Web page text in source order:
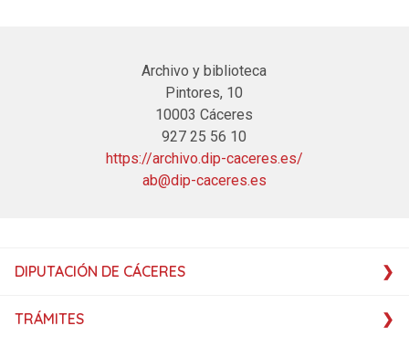
Archivo y biblioteca
Pintores, 10
10003 Cáceres
927 25 56 10
https://archivo.dip-caceres.es/
ab@dip-caceres.es
DIPUTACIÓN DE CÁCERES
TRÁMITES